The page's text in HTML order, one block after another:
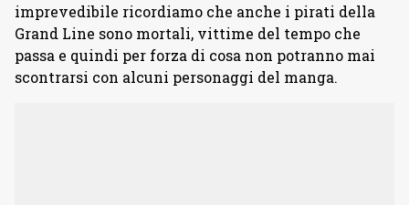
imprevedibile ricordiamo che anche i pirati della
Grand Line sono mortali, vittime del tempo che
passa e quindi per forza di cosa non potranno mai
scontrarsi con alcuni personaggi del manga.